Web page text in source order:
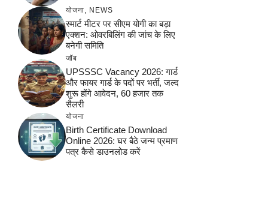
योजना, NEWS
स्मार्ट मीटर पर सीएम योगी का बड़ा
एक्शन: ओवरबिलिंग की जांच के लिए
बनेगी समिति
जॉब
UPSSSC Vacancy 2026: गार्ड
और फायर गार्ड के पदों पर भर्ती, जल्द
शुरू होंगे आवेदन, 60 हजार तक
सैलरी
योजना
Birth Certificate Download
Online 2026: घर बैठे जन्म प्रमाण
पत्र कैसे डाउनलोड करें